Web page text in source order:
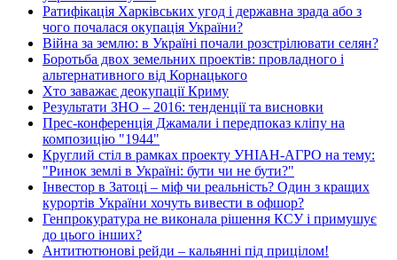
Ратифікація Харківських угод і державна зрада або з
чого почалася окупація України?
Війна за землю: в Україні почали розстрілювати селян?
Боротьба двох земельних проектів: провладного і
альтернативного від Корнацького
Хто заважає деокупації Криму
Результати ЗНО – 2016: тенденції та висновки
Прес-конференція Джамали і передпоказ кліпу на
композицію "1944"
Круглий стіл в рамках проекту УНІАН-АГРО на тему:
"Ринок землі в Україні: бути чи не бути?"
Інвестор в Затоці – міф чи реальність? Один з кращих
курортів України хочуть вивести в офшор?
Генпрокуратура не виконала рішення КСУ і примушує
до цього інших?
Антитютюнові рейди – кальянні під прицілом!